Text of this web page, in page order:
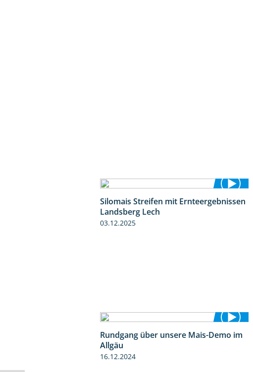
11:01
Silomais Streifen mit Ernteergebnissen
Landsberg Lech
03.12.2025
9:08
Rundgang über unsere Mais-Demo im
Allgäu
16.12.2024